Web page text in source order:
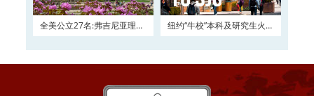
全美公立27名:弗吉尼亚理工
纽约“牛校”本科及研究生火热